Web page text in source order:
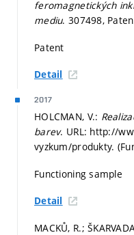
feromagnetických
mediu. 307498,
Patent
Detail
2017
HOLCMAN, V.:
barev. URL: http://
vyzkum/produkty.
Functioning sample
Detail
MACKŮ, R.;